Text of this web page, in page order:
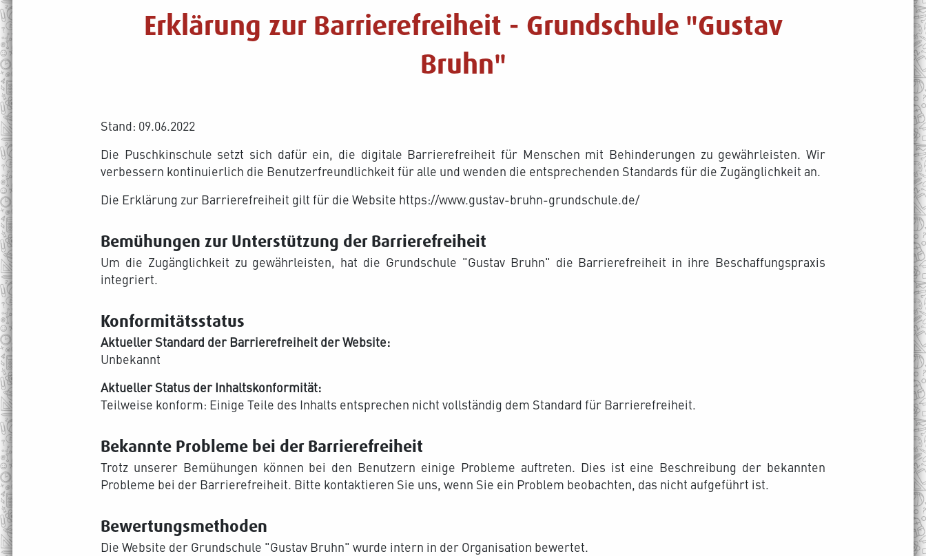
Erklärung zur Barrierefreiheit - Grundschule "Gustav
Bruhn"
Stand: 09.06.2022
Die Puschkinschule setzt sich dafür ein, die digitale Barrierefreiheit für Menschen mit Behinderungen zu gewährleisten. Wir
verbessern kontinuierlich die Benutzerfreundlichkeit für alle und wenden die entsprechenden Standards für die Zugänglichkeit an.
Die Erklärung zur Barrierefreiheit gilt für die Website https://www.gustav-bruhn-grundschule.de/
Bemühungen zur Unterstützung der Barrierefreiheit
Um die Zugänglichkeit zu gewährleisten, hat die Grundschule "Gustav Bruhn" die Barrierefreiheit in ihre Beschaffungspraxis
integriert.
Konformitätsstatus
Aktueller Standard der Barrierefreiheit der Website:
Unbekannt
Aktueller Status der Inhaltskonformität:
Teilweise konform: Einige Teile des Inhalts entsprechen nicht vollständig dem Standard für Barrierefreiheit.
Bekannte Probleme bei der Barrierefreiheit
Trotz unserer Bemühungen können bei den Benutzern einige Probleme auftreten. Dies ist eine Beschreibung der bekannten
Probleme bei der Barrierefreiheit. Bitte kontaktieren Sie uns, wenn Sie ein Problem beobachten, das nicht aufgeführt ist.
Bewertungsmethoden
Die Website der Grundschule "Gustav Bruhn" wurde intern in der Organisation bewertet.